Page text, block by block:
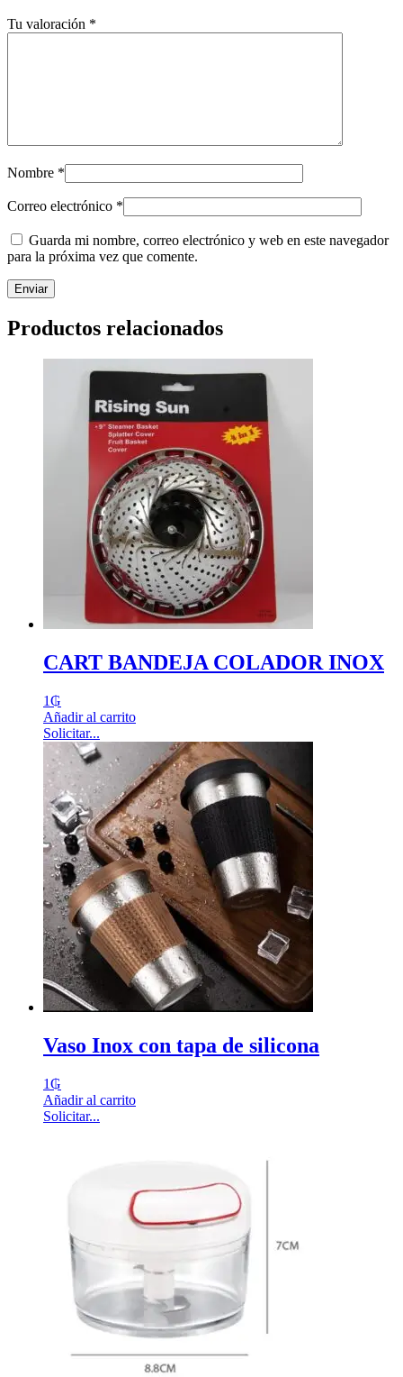
Tu valoración *
Nombre *
Correo electrónico *
Guarda mi nombre, correo electrónico y web en este navegador
para la próxima vez que comente.
Productos relacionados
CART BANDEJA COLADOR INOX
1₲
Añadir al carrito
Solicitar...
Vaso Inox con tapa de silicona
1₲
Añadir al carrito
Solicitar...